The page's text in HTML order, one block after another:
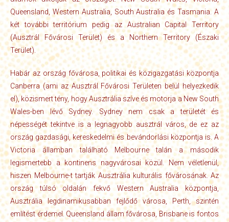
Queensland, Western Australia, South Australia és Tasmania. A
két további territórium pedig az Australian Capital Territory
(Ausztrál Fővárosi Terület) és a Northern Territory (Északi
Terület).
Habár az ország fővárosa, politikai és közigazgatási központja
Canberra (ami az Ausztrál Fővárosi Területen belül helyezkedik
el), közismert tény, hogy Ausztrália szíve és motorja a New South
Wales-ben lévő Sydney. Sydney nem csak a területét és
népességét tekintve is a legnagyobb ausztrál város, de ez az
ország gazdasági, kereskedelmi és bevándorlási központja is. A
Victoria államban található Melbourne talán a második
legismertebb a kontinens nagyvárosai közül. Nem véletlenül,
hiszen Melbourne-t tartják Ausztrália kulturális fővárosának. Az
ország túlsó oldalán fekvő Western Australia központja,
Ausztrália legdinamikusabban fejlődő városa, Perth, szintén
említést érdemel. Queensland állam fővárosa, Brisbane is fontos